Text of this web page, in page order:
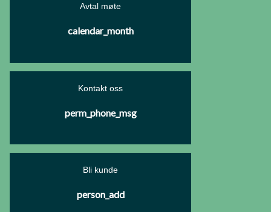
Avtal møte
calendar_month
Kontakt oss
perm_phone_msg
Bli kunde
person_add